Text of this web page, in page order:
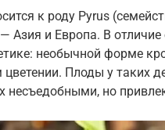
к роду Pyrus
Азия и Европа. В
необычной форме
Плоды у таких
несъедобными, но